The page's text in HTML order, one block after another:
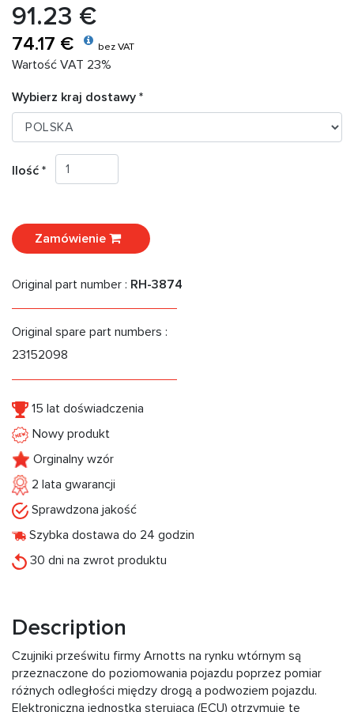
91.23 €
74.17 € bez VAT
Wartość VAT 23%
Wybierz kraj dostawy *
Ilość *
Zamówienie
Original part number : RH-3874
Original spare part numbers :
23152098
15 lat doświadczenia
Nowy produkt
Orginalny wzór
2 lata gwarancji
Sprawdzona jakość
Szybka dostawa do 24 godzin
30 dni na zwrot produktu
Description
Czujniki prześwitu firmy Arnotts na rynku wtórnym są
przeznaczone do poziomowania pojazdu poprzez pomiar
różnych odległości między drogą a podwoziem pojazdu.
Elektroniczna jednostka sterująca (ECU) otrzymuje te